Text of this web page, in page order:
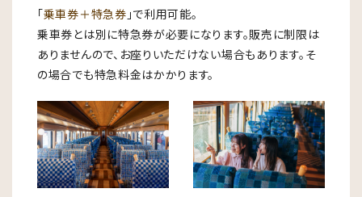
「乗車券＋特急券 」で利用可能。
乗車券とは別に特急券が必要になります。販売に制限は
ありませんので、お座りいただけない場合もあります。そ
の場合でも特急料金はかかります。